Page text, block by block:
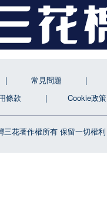
三花著作權所有 保留一切權利
常見問題
條款
Cookie政策